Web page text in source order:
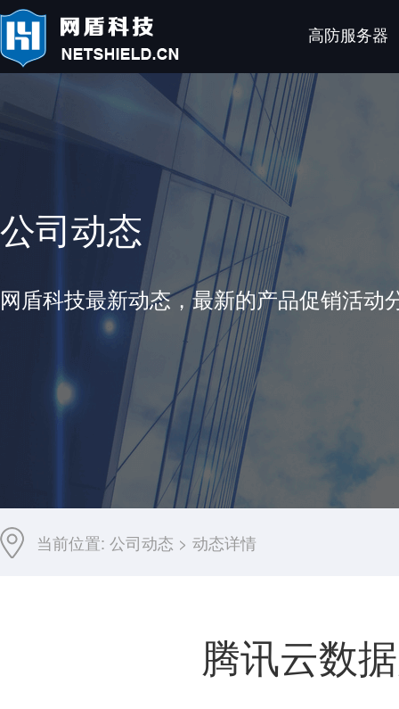
高防服务器
公司动态
网盾科技最新动态，最新的产品促销活
当前位置: 公司动态 > 动态详情
腾讯云数